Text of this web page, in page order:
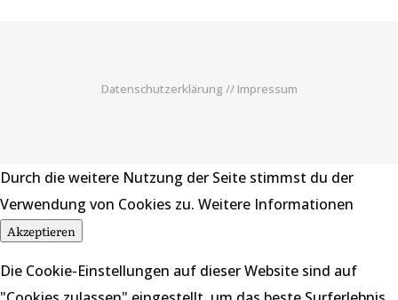
Datenschutzerklärung // Impressum
Durch die weitere Nutzung der Seite stimmst du der
Verwendung von Cookies zu. Weitere Informationen
Akzeptieren
Die Cookie-Einstellungen auf dieser Website sind auf